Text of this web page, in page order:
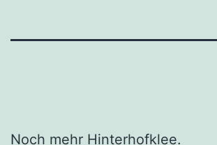
Noch mehr Hinterhofklee.